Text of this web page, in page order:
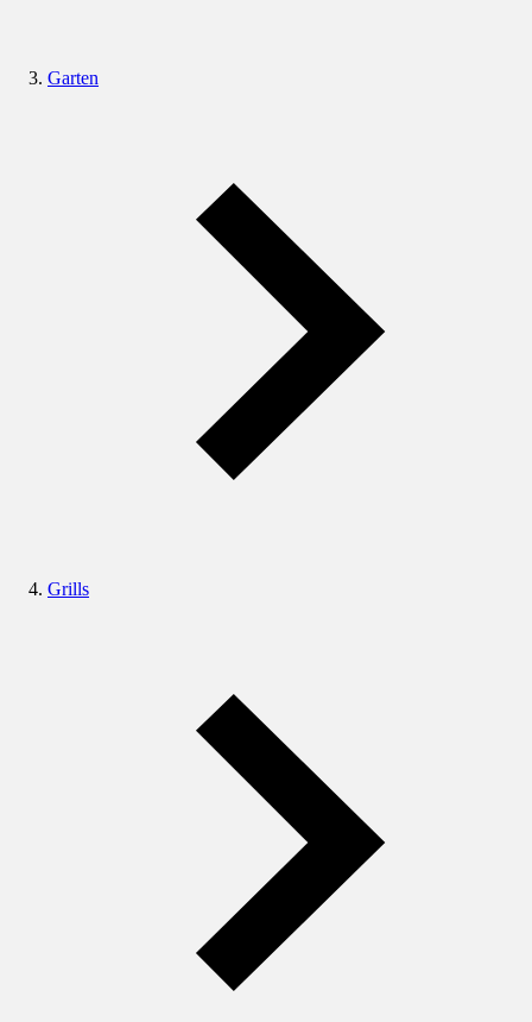
Garten
Grills